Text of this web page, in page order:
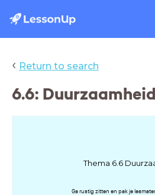
‹ Return to search
6.6: Duurzaamheid
Thema 6.6
Ga rustig zitten en pak je